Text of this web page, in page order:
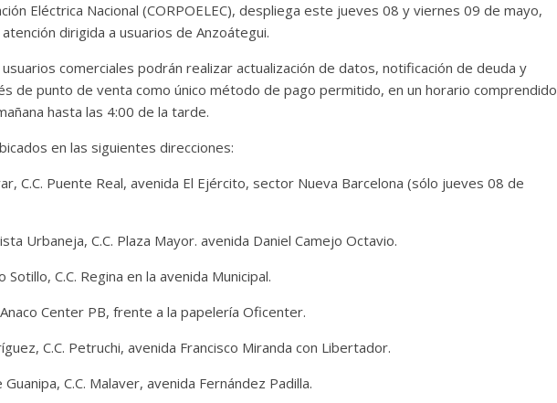
Eléctrica Nacional (CORPOELEC), despliega este jueves 08 y viernes 09 de mayo,
dirigida a usuarios de Anzoátegui.
comerciales podrán realizar actualización de datos, notificación de deuda y
de punto de venta como único método de pago permitido, en un horario comprendido
hasta las 4:00 de la tarde.
en las siguientes direcciones:
C.C. Puente Real, avenida El Ejército, sector Nueva Barcelona (sólo jueves 08 de
Urbaneja, C.C. Plaza Mayor. avenida Daniel Camejo Octavio.
Sotillo, C.C. Regina en la avenida Municipal.
Anaco Center PB, frente a la papelería Oficenter.
C.C. Petruchi, avenida Francisco Miranda con Libertador.
Guanipa, C.C. Malaver, avenida Fernández Padilla.